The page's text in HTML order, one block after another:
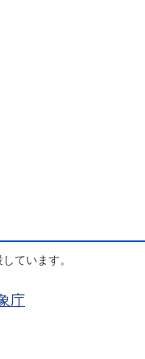
ています。
庁